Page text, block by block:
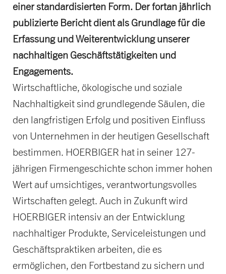
einer standardisierten Form. Der fortan jährlich
publizierte Bericht dient als Grundlage für die
Erfassung und Weiterentwicklung unserer
nachhaltigen Geschäftstätigkeiten und
Engagements.
Wirtschaftliche, ökologische und soziale
Nachhaltigkeit sind grundlegende Säulen, die
den langfristigen Erfolg und positiven Einfluss
von Unternehmen in der heutigen Gesellschaft
bestimmen. HOERBIGER hat in seiner 127-
jährigen Firmengeschichte schon immer hohen
Wert auf umsichtiges, verantwortungsvolles
Wirtschaften gelegt. Auch in Zukunft wird
HOERBIGER intensiv an der Entwicklung
nachhaltiger Produkte, Serviceleistungen und
Geschäftspraktiken arbeiten, die es
ermöglichen, den Fortbestand zu sichern und